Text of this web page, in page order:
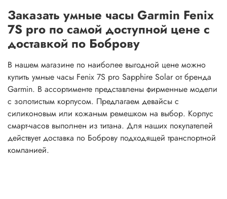
Заказать умные часы Garmin Fenix
7S pro по самой доступной цене с
доставкой по Боброву
В нашем магазине по наиболее выгодной цене можно
купить умные часы Fenix 7S pro Sapphire Solar от бренда
Garmin. В ассортименте представлены фирменные модели
с золотистым корпусом. Предлагаем девайсы с
силиконовым или кожаным ремешком на выбор. Корпус
смарт-часов выполнен из титана. Для наших покупателей
действует доставка по Боброву подходящей транспортной
компанией.